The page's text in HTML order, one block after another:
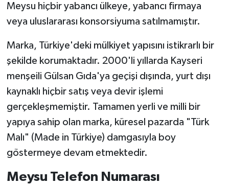
Meysu hiçbir yabancı ülkeye, yabancı firmaya
veya uluslararası konsorsiyuma satılmamıştır.
Marka, Türkiye'deki mülkiyet yapısını istikrarlı bir
şekilde korumaktadır. 2000'li yıllarda Kayseri
menşeili Gülsan Gıda'ya geçişi dışında, yurt dışı
kaynaklı hiçbir satış veya devir işlemi
gerçekleşmemiştir. Tamamen yerli ve milli bir
yapıya sahip olan marka, küresel pazarda "Türk
Malı" (Made in Türkiye) damgasıyla boy
göstermeye devam etmektedir.
Meysu Telefon Numarası